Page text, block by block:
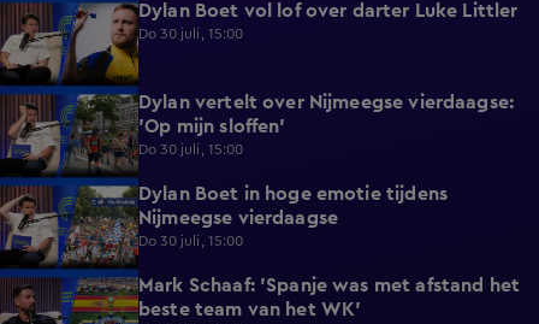
1:55 Dylan Boet vol lof over darter Luke Littler
Do 30 juli, 15:00
2:45
Dylan vertelt over Nijmeegse vierdaagse:
'Op mijn sloffen'
Do 30 juli, 15:00
2:20
Dylan Boet in hoge emotie tijdens
Nijmeegse vierdaagse
Do 30 juli, 15:00
2:01
Mark Schaaf: 'Spanje was met afstand het
beste team van het WK'